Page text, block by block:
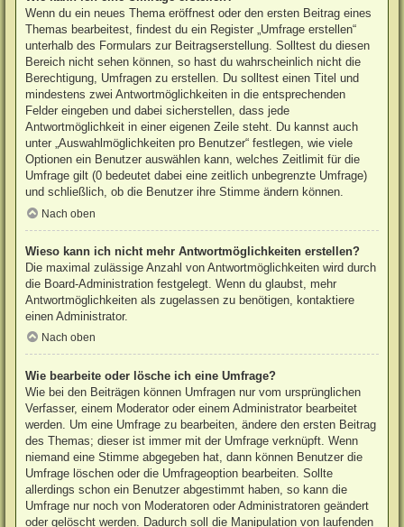
Wenn du ein neues Thema eröffnest oder den ersten Beitrag eines
Themas bearbeitest, findest du ein Register „Umfrage erstellen“
unterhalb des Formulars zur Beitragserstellung. Solltest du diesen
Bereich nicht sehen können, so hast du wahrscheinlich nicht die
Berechtigung, Umfragen zu erstellen. Du solltest einen Titel und
mindestens zwei Antwortmöglichkeiten in die entsprechenden
Felder eingeben und dabei sicherstellen, dass jede
Antwortmöglichkeit in einer eigenen Zeile steht. Du kannst auch
unter „Auswahlmöglichkeiten pro Benutzer“ festlegen, wie viele
Optionen ein Benutzer auswählen kann, welches Zeitlimit für die
Umfrage gilt (0 bedeutet dabei eine zeitlich unbegrenzte Umfrage)
und schließlich, ob die Benutzer ihre Stimme ändern können.
Nach oben
Wieso kann ich nicht mehr Antwortmöglichkeiten erstellen?
Die maximal zulässige Anzahl von Antwortmöglichkeiten wird durch
die Board-Administration festgelegt. Wenn du glaubst, mehr
Antwortmöglichkeiten als zugelassen zu benötigen, kontaktiere
einen Administrator.
Nach oben
Wie bearbeite oder lösche ich eine Umfrage?
Wie bei den Beiträgen können Umfragen nur vom ursprünglichen
Verfasser, einem Moderator oder einem Administrator bearbeitet
werden. Um eine Umfrage zu bearbeiten, ändere den ersten Beitrag
des Themas; dieser ist immer mit der Umfrage verknüpft. Wenn
niemand eine Stimme abgegeben hat, dann können Benutzer die
Umfrage löschen oder die Umfrageoption bearbeiten. Sollte
allerdings schon ein Benutzer abgestimmt haben, so kann die
Umfrage nur noch von Moderatoren oder Administratoren geändert
oder gelöscht werden. Dadurch soll die Manipulation von laufenden